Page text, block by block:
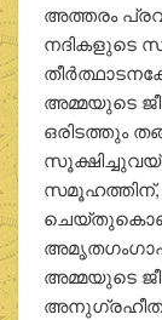
അത്തരം
നദികളുടെ
അമ്മയുടെ
ഒരിടത്തും
സമൂഹത്തിന്,
അമ്മയുടെ